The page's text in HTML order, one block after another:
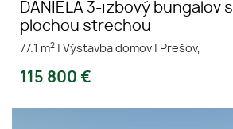
DANIELA 3-izbový bungalov s
plochou strechou
77.1 m2 Výstavba domov Prešov,
115 800 €